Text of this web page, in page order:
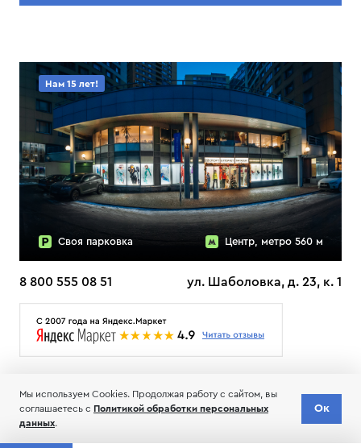
Нам 15 лет!
Своя парковка Центр, метро 560 м
8 800 555 08 51 ул. Шаболовка, д. 23, к. 1
© 2006-2026 Пределанет
Мы используем Cookies. Продолжая работу с сайтом, вы
соглашаетесь с Политикой обработки персональных
данных.
Ок